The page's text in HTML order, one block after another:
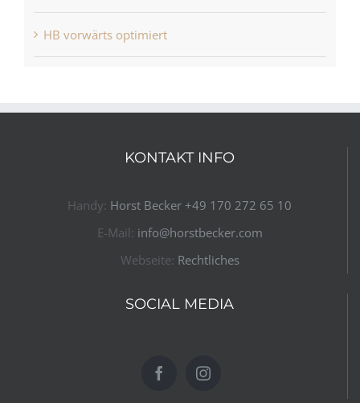
HB vorwärts optimiert
KONTAKT INFO
Handy: Horst Becker ​+49 170 272 65 10​
E-Mail: info@horstbecker.com
Webseite: Rechtliches
SOCIAL MEDIA